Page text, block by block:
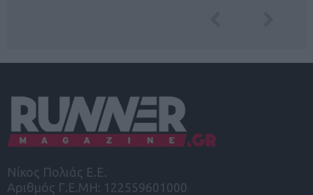
Νίκος Πολιάς Ε.Ε.
Αριθμός Γ.Ε.ΜΗ: 122559601000